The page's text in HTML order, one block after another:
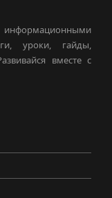
уроки, гайды,
вместе с